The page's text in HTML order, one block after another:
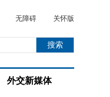
无障碍 关怀版
外交新媒体